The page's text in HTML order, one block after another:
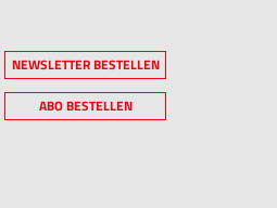
NEWSLETTER BESTELLEN
ABO BESTELLEN